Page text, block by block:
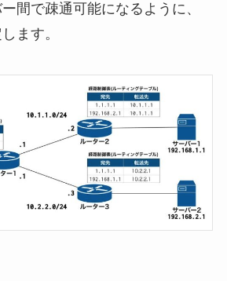
間で疎通可能になるように、
ます。